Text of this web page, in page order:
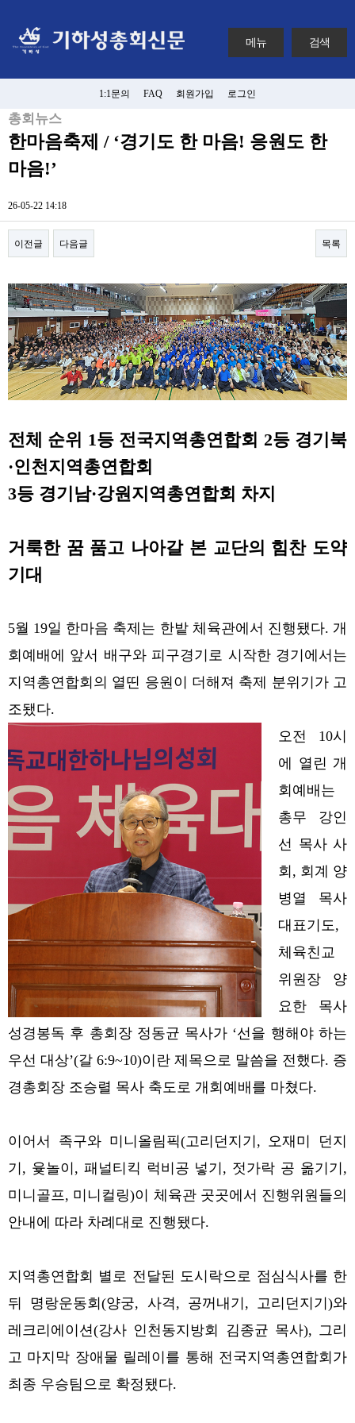
메뉴 검색
1:1문의 FAQ 회원가입 로그인
총회뉴스
한마음축제 / ‘경기도 한 마음! 응원도 한
마음!’
26-05-22 14:18
이전글 다음글 목록
본문
전체 순위 1등 전국지역총연합회 2등 경기북
·인천지역총연합회
3등 경기남·강원지역총연합회 차지
거룩한 꿈 품고 나아갈 본 교단의 힘찬 도약
기대
5월 19일 한마음 축제는 한밭 체육관에서 진행됐다. 개
회예배에 앞서 배구와 피구경기로 시작한 경기에서는
지역총연합회의 열띤 응원이 더해져 축제 분위기가 고
조됐다.
오전 10시
에 열린 개
회예배는
총무 강인
선 목사 사
회, 회계 양
병열 목사
대표기도,
체육친교
위원장 양
요한 목사
성경봉독 후 총회장 정동균 목사가 ‘선을 행해야 하는
우선 대상’(갈 6:9~10)이란 제목으로 말씀을 전했다. 증
경총회장 조승렬 목사 축도로 개회예배를 마쳤다.
이어서 족구와 미니올림픽(고리던지기, 오재미 던지
기, 윷놀이, 패널티킥 럭비공 넣기, 젓가락 공 옮기기,
미니골프, 미니컬링)이 체육관 곳곳에서 진행위원들의
안내에 따라 차례대로 진행됐다.
지역총연합회 별로 전달된 도시락으로 점심식사를 한
뒤 명랑운동회(양궁, 사격, 공꺼내기, 고리던지기)와
레크리에이션(강사 인천동지방회 김종균 목사), 그리
고 마지막 장애물 릴레이를 통해 전국지역총연합회가
최종 우승팀으로 확정됐다.